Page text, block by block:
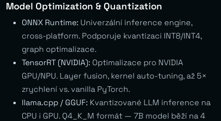
Model Optimization & Quantization
ONNX Runtime: Univerzální inference engine,
cross-platform. Podporuje kvantizaci INT8/INT4,
graph optimalizace.
TensorRT (NVIDIA): Optimalizace pro NVIDIA
GPU/NPU. Layer fusion, kernel auto-tuning, až 5×
zrychlení vs. vanilla PyTorch.
llama.cpp / GGUF: Kvantizované LLM inference na
CPU i GPU. Q4_K_M formát — 7B model běží na 4